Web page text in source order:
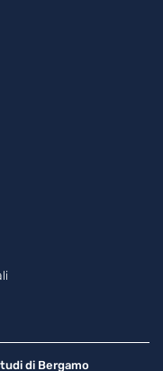
di Bergamo